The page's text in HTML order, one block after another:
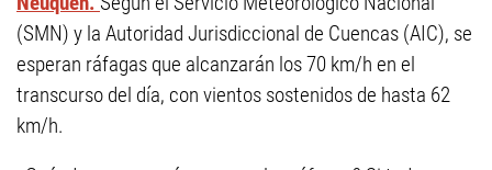
(SMN) y la Autoridad Jurisdiccional de Cuencas (AIC), se
esperan ráfagas que alcanzarán los 70 km/h en el
transcurso del día, con vientos sostenidos de hasta 62
km/h.